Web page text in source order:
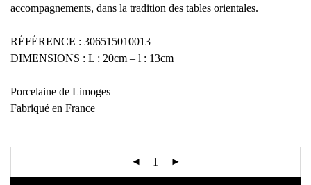
accompagnements, dans la tradition des tables orientales.
RÉFÉRENCE : 306515010013
DIMENSIONS : L : 20cm – l : 13cm
Porcelaine de Limoges
Fabriqué en France